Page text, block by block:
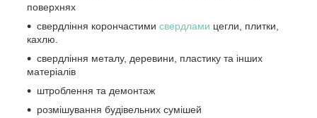
поверхнях
свердління корончастими свердлами цегли, плитки,
кахлю.
свердління металу, деревини, пластику та інших
матеріалів
штроблення та демонтаж
розмішування будівельних сумішей